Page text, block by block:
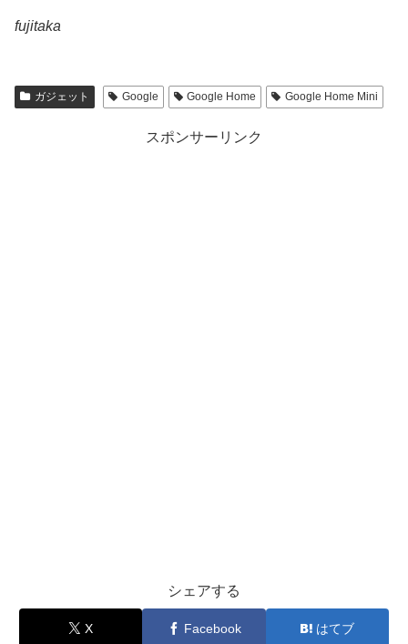
fujitaka
ガジェット Google Google Home Google Home Mini
スポンサーリンク
シェアする
X Facebook はてブ